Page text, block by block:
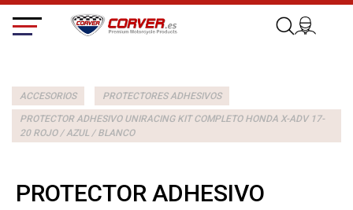
ACCESORIOS PROTECTORES ADHESIVOS
PROTECTOR ADHESIVO UNIRACING KIT COMPLETO HONDA X-ADV 17-
20 ROJO / AZUL / BLANCO
PROTECTOR ADHESIVO